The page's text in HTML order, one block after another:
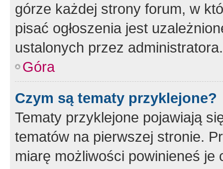
górze każdej strony forum, w
pisać ogłoszenia jest
ustalonych przez administratora.
Góra
Czym są tematy przyklejone?
Tematy przyklejone pojawiają
tematów na pierwszej stronie.
miarę możliwości powinieneś je